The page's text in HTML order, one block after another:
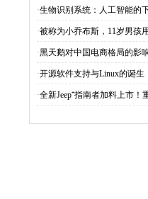
·生物识别系统：人工智能的
·被称为小乔布斯，11岁男孩
·黑天鹅对中国电商格局的影
·开源软件支持与Linux的诞生
·全新Jeep⁺指南者加料上市！